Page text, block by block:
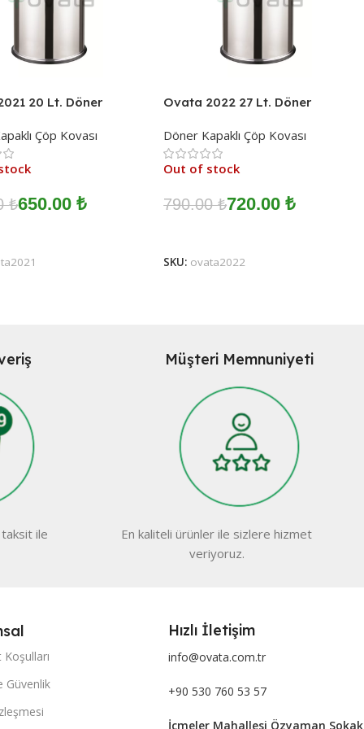
20 Lt. Döner
Çöp Kovası
₺650.00₺
Ovata 2022 27 Lt. Döner
Döner Kapaklı Çöp Kovası
Out of stock
790.00₺720.00₺
SKU: ovata2022
taksit ile
Müşteri Memnuniyeti
En kaliteli ürünler ile sizlere hizmet
veriyoruz.
Güvenlik
Hızlı İletişim
info@ovata.com.tr
+90 530 760 53 57
İçmeler Mahallesi Özyaman Sokak